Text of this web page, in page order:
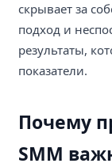
скрывает за
подход и
результаты,
показатели.
Почему
SMM